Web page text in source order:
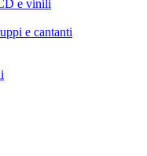
e vinili
e cantanti